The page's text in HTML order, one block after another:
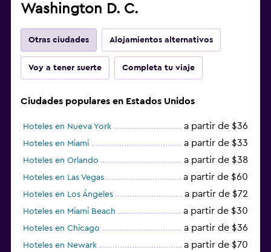
Washington D. C.
Otras ciudades Alojamientos alternativos
Voy a tener suerte Completa tu viaje
Ciudades populares en Estados Unidos
Hoteles en Nueva York a partir de $36
Hoteles en Miami a partir de $33
Hoteles en Orlando a partir de $38
Hoteles en Las Vegas a partir de $60
Hoteles en Los Ángeles a partir de $72
Hoteles en Miami Beach a partir de $30
Hoteles en Chicago a partir de $36
Hoteles en Newark a partir de $70